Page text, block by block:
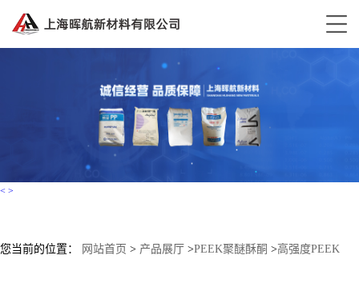
< >
您当前的位置： 网站首页 > 产品展厅 >PEEK聚醚酥酮 >高强度PEEK